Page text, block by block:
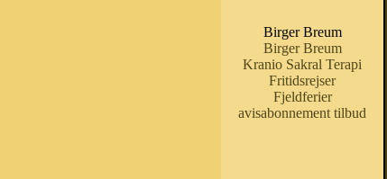
Birger Breum
Birger Breum
Kranio Sakral Terapi
Fritidsrejser
Fjeldferier
avisabonnement tilbud